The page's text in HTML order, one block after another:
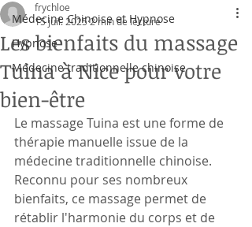
Médecine Chinoise et Hypnose
Hypnose
Médecine traditionnelle chinoise
Les bienfaits du massage
Tuina à Nice pour votre
bien-être
frychloe
15 juil. 20252 min de lecture
Le massage Tuina est une forme de
thérapie manuelle issue de la
médecine traditionnelle chinoise.
Reconnu pour ses nombreux
bienfaits, ce massage permet de
rétablir l'harmonie du corps et de